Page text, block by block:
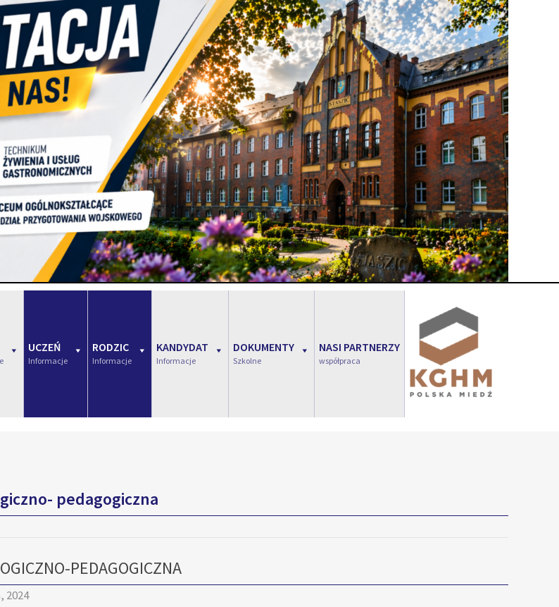
UCZEŃ
Informacje
RODZIC
Informacje
KANDYDAT
Informacje
DOKUMENTY
Szkolne
NASI PARTNERZY
współpraca
pedagogiczna
PEDAGOGICZNA
2024